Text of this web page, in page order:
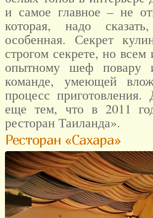
и самое главное – не
которая, надо
особенная. Секрет
строгом секрете, но всем
опытному шеф повару
команде, умеющей
процесс
еще тем, что в 2011
ресторан Таиланда».
Ресторан «Сахара»